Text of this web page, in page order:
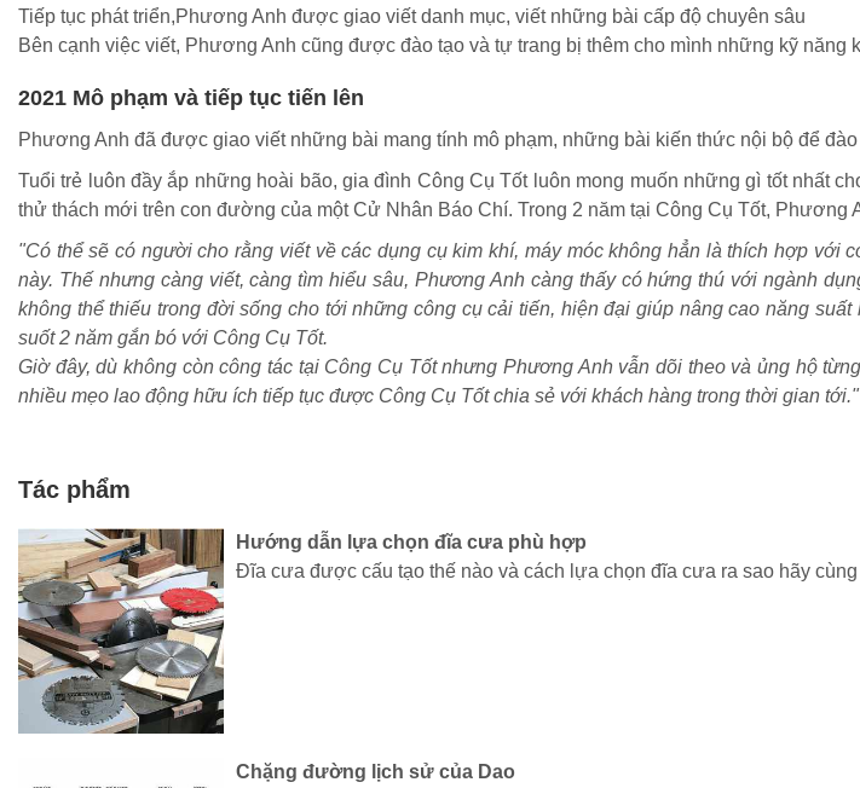
Tiếp tục phát triển,Phương Anh được giao viết danh mục, viết những bài cấp độ chuyên sâu
Bên cạnh việc viết, Phương Anh cũng được đào tạo và tự trang bị thêm cho mình những kỹ năng
2021 Mô phạm và tiếp tục tiến lên
Phương Anh đã được giao viết những bài mang tính mô phạm, những bài kiến thức nội bộ để đào
Tuổi trẻ luôn đầy ắp những hoài bão, gia đình Công Cụ Tốt luôn mong muốn những gì tốt nhất
thử thách mới trên con đường của một Cử Nhân Báo Chí. Trong 2 năm tại Công Cụ Tốt, Phương
"Có thể sẽ có người cho rằng viết về các dụng cụ kim khí, máy móc không hẳn là thích hợp
này. Thế nhưng càng viết, càng tìm hiểu sâu, Phương Anh càng thấy có hứng thú với ngành
không thể thiếu trong đời sống cho tới những công cụ cải tiến, hiện đại giúp nâng cao năng
suốt 2 năm gắn bó với Công Cụ Tốt.
Giờ đây, dù không còn công tác tại Công Cụ Tốt nhưng Phương Anh vẫn dõi theo và ủng hộ
nhiều mẹo lao động hữu ích tiếp tục được Công Cụ Tốt chia sẻ với khách hàng trong thời gian tới."
Tác phẩm
Hướng dẫn lựa chọn đĩa cưa phù hợp
Đĩa cưa được cấu tạo thế nào và cách lựa chọn đĩa cưa ra sao hãy
Chặng đường lịch sử của Dao